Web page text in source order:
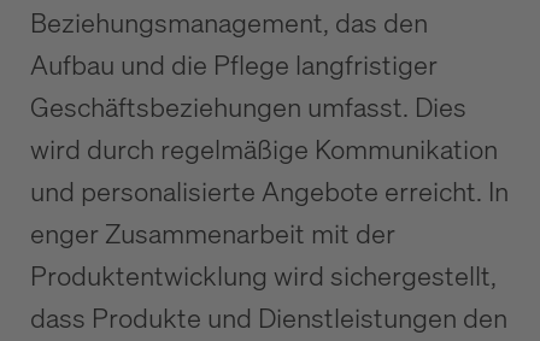
Beziehungsmanagement, das den
Aufbau und die Pflege langfristiger
Geschäftsbeziehungen umfasst. Dies
wird durch regelmäßige Kommunikation
und personalisierte Angebote erreicht. In
enger Zusammenarbeit mit der
Produktentwicklung wird sichergestellt,
dass Produkte und Dienstleistungen den